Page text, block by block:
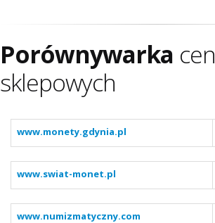
Porównywarka cen
sklepowych
www.monety.gdynia.pl
www.swiat-monet.pl
www.numizmatyczny.com